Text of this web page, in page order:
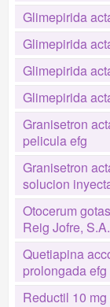
Glimepirida
Glimepirida
Glimepirida
Glimepirida
Granisetron
pelicula efg
Granisetron
solucion
Otocerum
Reig Jofre, S.A.
Quetiapina
prolongada efg
Reductil 10